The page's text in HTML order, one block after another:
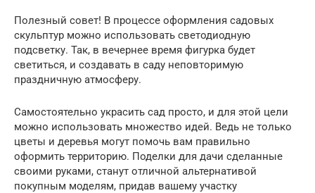
Полезный совет! В процессе оформления садовых
скульптур можно использовать светодиодную
подсветку. Так, в вечернее время фигурка будет
светиться, и создавать в саду неповторимую
праздничную атмосферу.
Самостоятельно украсить сад просто, и для этой цели
можно использовать множество идей. Ведь не только
цветы и деревья могут помочь вам правильно
оформить территорию. Поделки для дачи сделанные
своими руками, станут отличной альтернативой
покупным моделям, придав вашему участку